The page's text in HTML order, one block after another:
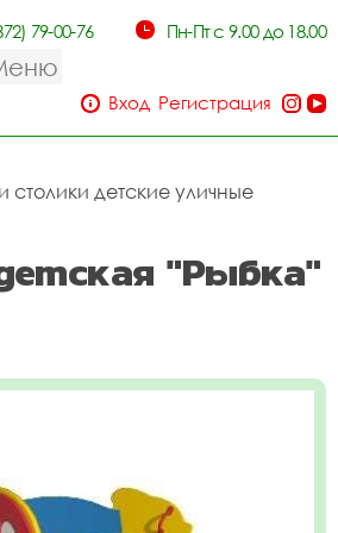
79-00-76 Пн-Пт с 9.00 до 18.00
Вход Регистрация
столики детские уличные
"Рыбка"